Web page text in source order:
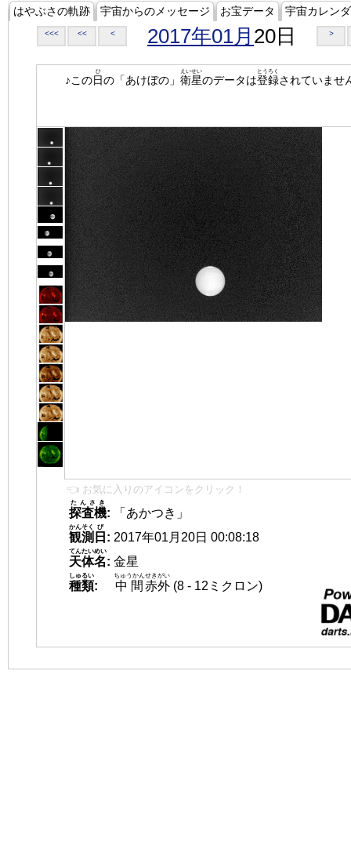
はやぶさの軌跡 宇宙からのメッセージ お宝データ 宇宙カレン
<<< << < 2017年01月 20日 >
♪この日
ひ
の「あけぼの」 衛星
えいせい
のデータは登録
とうろく
されていませ
👈 お気に入りのアイコンをクリック！
探査機
たんさき
:
「あかつき」
観測
かんそく
日
び
: 2017年01月20日 00:08:18
天体名
てんたいめい
: 金星
種類
しゅるい
: 中間
ちゅうかん
赤外
せきがい
(8 - 12ミクロン)